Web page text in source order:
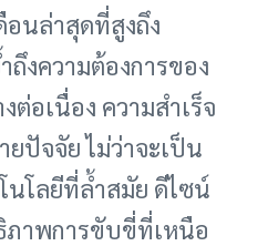
อนล่าสุดที่สูงถึง
ถึงความต้องการของ
อเนื่อง ความสำเร็จ
ปัจจัย ไม่ว่าจะเป็น
นโลยีที่ล้ำสมัย ดีไซน์
ภาพการขับขี่ที่เหนือ